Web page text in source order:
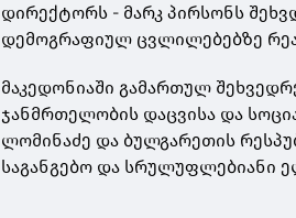
დირექტორს - მარკ პირსონს
დემოგრაფიულ ცვლილებებზე
მაკედონიაში გამართულ
ჯანმრთელობის დაცვისა და
ლომინაძე და ბულგარეთის
საგანგებო და სრულუფლებიანი